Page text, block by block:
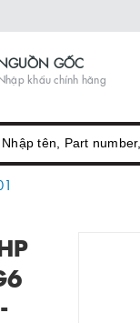
GỐC
khẩu chính hãng